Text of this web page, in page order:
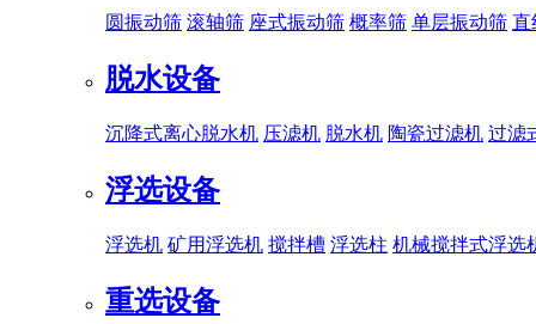
圆振动筛 滚轴筛 座式振动筛 概率筛 单层振动筛 直
脱水设备
沉降式离心脱水机 压滤机 脱水机 陶瓷过滤机 过滤
浮选设备
浮选机 矿用浮选机 搅拌槽 浮选柱 机械搅拌式浮选
重选设备